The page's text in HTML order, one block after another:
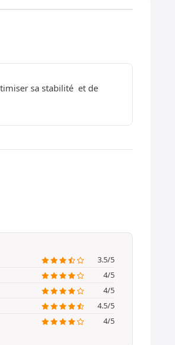
sa stabilité et de
3.5/5
4/5
4/5
4.5/5
4/5